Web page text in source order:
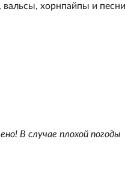
хорнпайпы и
В случае плохой погоды